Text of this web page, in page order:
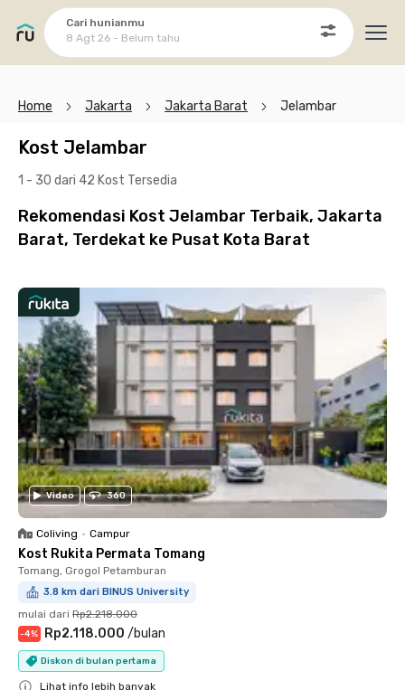
Cari hunianmu
8 Agt 26 - Belum tahu
Home Jakarta Jakarta Barat Jelambar
Kost Jelambar
1 - 30 dari 42 Kost Tersedia
Rekomendasi Kost Jelambar Terbaik, Jakarta
Barat, Terdekat ke Pusat Kota Barat
Video 360
Coliving • Campur
Kost Rukita Permata Tomang
Tomang, Grogol Petamburan
3.8 km dari BINUS University
mulai dari Rp2.218.000
-4% Rp2.118.000 /bulan
Diskon di bulan pertama
Lihat info lebih banyak